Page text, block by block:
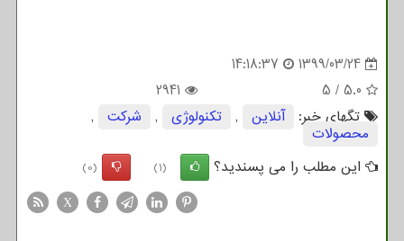
1399/03/24
14:18:37
5.0
/
5
2941
تگهای خبر:
آنلاین , تكنولوژی , شركت ,
محصولات
این مطلب را می پسندید؟
(1)
(0)
X